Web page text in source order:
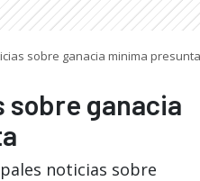
sobre ganacia minima presunta
ganacia
noticias sobre